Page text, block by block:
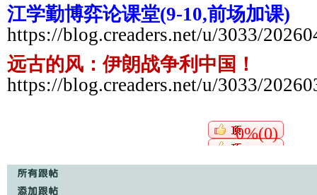
江学勤博弈论课堂(9-10,前场加课)
https://blog.creaders.net/u/3033/
远古的风：伊朗战争利中国！
https://blog.creaders.net/u/3033/
0%(0)